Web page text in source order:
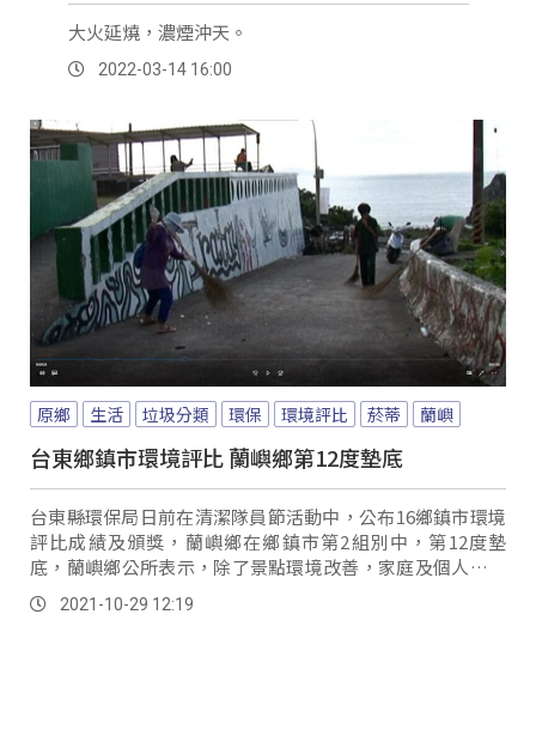
大火延燒，濃煙沖天。
2022-03-14 16:00
原鄉 生活 垃圾分類 環保 環境評比 菸蒂 蘭嶼
台東鄉鎮市環境評比 蘭嶼鄉第12度墊底
台東縣環保局日前在清潔隊員節活動中，公布16鄉鎮市環境
評比成績及頒獎，蘭嶼鄉在鄉鎮市第2組別中，第12度墊
底，蘭嶼鄉公所表示，除了景點環境改善，家庭及個人衛生
環境也需要再努力。
2021-10-29 12:19